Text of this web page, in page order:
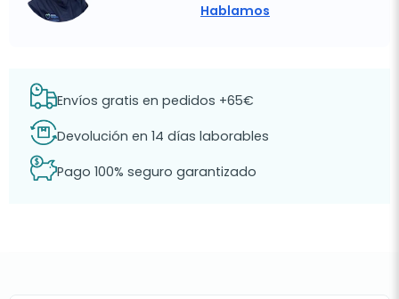
Hablamos
Envíos gratis en pedidos +65€
Devolución en 14 días laborables
Pago 100% seguro garantizado